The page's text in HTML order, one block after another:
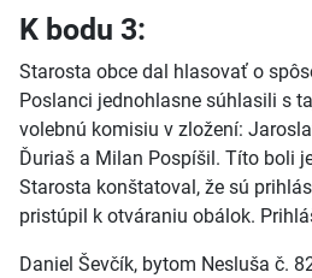
K bodu 3:
Starosta obce dal hlasovať o
Poslanci jednohlasne súhlasili s
volebnú komisiu v zložení:
Ďuriaš a Milan Pospíšil. Títo boli
Starosta konštatoval, že sú
pristúpil k otváraniu obálok.
Daniel Ševčík, bytom Nesluša č.